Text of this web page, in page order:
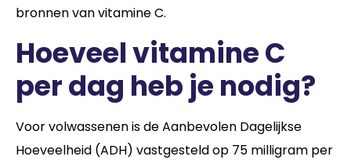
bronnen van vitamine C.
Hoeveel vitamine C
per dag heb je nodig?
Voor volwassenen is de Aanbevolen Dagelijkse
Hoeveelheid (ADH) vastgesteld op 75 milligram per